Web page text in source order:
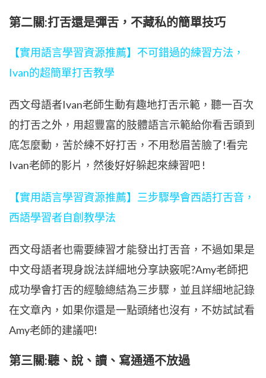
第二關:打舌還是彈舌，不藏私的簡單技巧
【實用語言學習資源推薦】不可錯過的練習方法，
Ivan的超簡單打舌教學
西文母語者Ivan老師生動有趣地打舌示範，聽一百次
的打舌之外，用超豐富的肢體語言示範給你看舌頭到
底怎麼動，苦於練不好打舌，不用愁眉苦臉了!看完
Ivan老師的影片，然後好好躲起來練習吧 !
【實用語言學習資源推薦】三步驟學會西語打舌音，
西語學習者自創教學法
西文母語者也需要練習才能發出打舌音，不過如果是
中文母語者現身說法詳細地分享訣竅呢?Amy老師把
成功學會打舌的經驗總結為三步驟，並且詳細地記錄
在文章內，如果你還是一點頭緒也沒有，不妨試試看
Amy老師的建議吧!
第三關:聽、說、讀、寫通通不放過